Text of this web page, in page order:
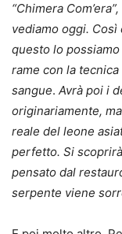
“Chimera
vediamo oggi.
questo lo
rame con la
sangue. Avrà poi i
originariamente,
reale del leone
perfetto. Si
pensato dal
serpente viene